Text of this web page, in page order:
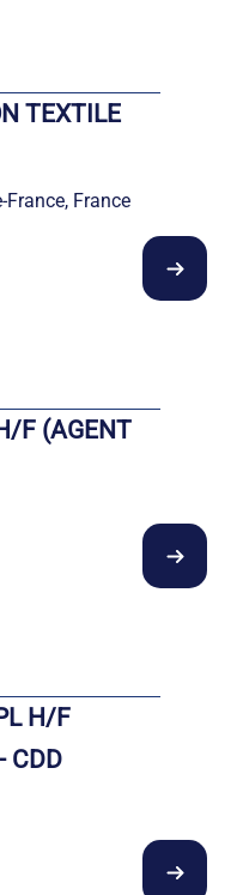
TEXTILE
France, France
F (AGENT
H/F
CDD